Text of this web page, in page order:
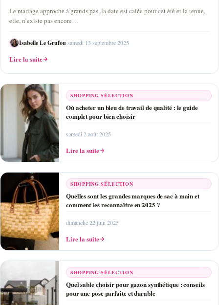
Le mariage approche à grands pas, la date est calée pour cet été et la tenue,
elle, n’existe pas encore…
Isabelle Le Grufou·samedi 13 septembre 2025
Lire la suite
SHOPPING SÉLECTION
Où acheter un bleu de travail de qualité : le guide
complet pour bien choisir
samedi 2 août 2025
Lire la suite
SHOPPING SÉLECTION
Quelles sont les grandes marques de sac à main et
comment les reconnaître en 2025 ?
dimanche 22 juin 2025
Lire la suite
SHOPPING SÉLECTION
Quel sable choisir pour gazon synthétique : conseils
pour une pose parfaite et durable